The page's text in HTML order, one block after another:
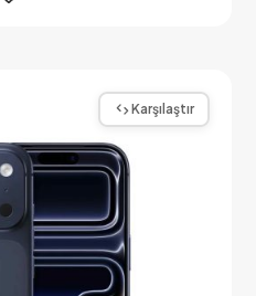
Karşılaştır